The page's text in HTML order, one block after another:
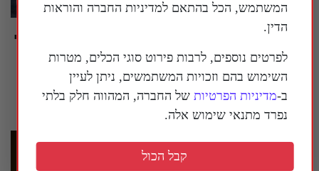
וושינגטון, ארה"ב: עצרת נרות גדולה לזכר מתרגלי
הפאלון גונג שנרדפו למוות על ידי המשטר
הקומוניסטי הסיני
המשתמש, הכל בהתאם למדיניות החברה והוראות
הדין.
לפרטים נוספים, לרבות פירוט סוגי הכלים, מטרות
השימוש בהם וזכויות המשתמשים, ניתן לעיין
ב-מדיניות הפרטיות של החברה, המהווה חלק בלתי
נפרד מתנאי שימוש אלה.
קבל הכול